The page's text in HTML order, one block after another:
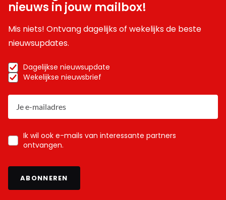
nieuws in jouw mailbox!
Mis niets! Ontvang dagelijks of wekelijks de beste
nieuwsupdates.
Dagelijkse nieuwsupdate
Wekelijkse nieuwsbrief
Ik wil ook e-mails van interessante partners
ontvangen.
ABONNEREN